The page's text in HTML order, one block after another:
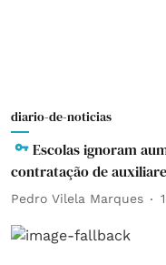
diario-de-noticias
Escolas ignoram
contratação de
Pedro Vilela Marques